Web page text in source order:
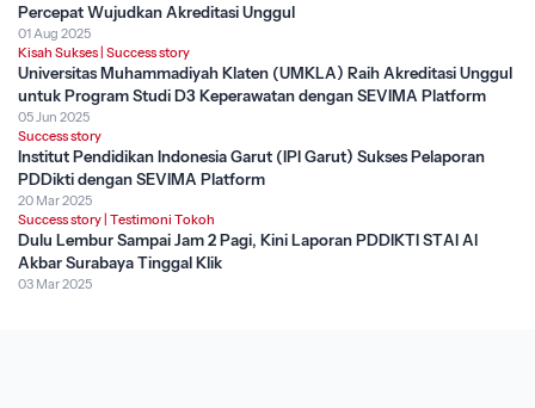
Percepat Wujudkan Akreditasi Unggul
01 Aug 2025
Kisah Sukses Success story
Universitas Muhammadiyah Klaten (UMKLA) Raih Akreditasi Unggul
untuk Program Studi D3 Keperawatan dengan SEVIMA Platform
05 Jun 2025
Success story
Institut Pendidikan Indonesia Garut (IPI Garut) Sukses Pelaporan
PDDikti dengan SEVIMA Platform
20 Mar 2025
Success story Testimoni Tokoh
Dulu Lembur Sampai Jam 2 Pagi, Kini Laporan PDDIKTI STAI Al
Akbar Surabaya Tinggal Klik
03 Mar 2025